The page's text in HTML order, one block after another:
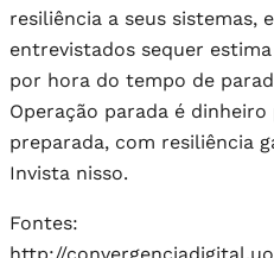
resiliência a seus sistemas,
entrevistados sequer
por hora do tempo de
Operação parada é
preparada, com resiliência
Invista nisso.
Fontes: